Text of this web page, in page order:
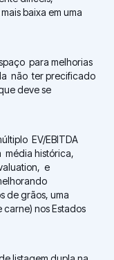
baixa em uma
para melhorias
não ter precificado
deve se
EV/EBITDA
histórica,
e
de grãos, uma
nos Estados